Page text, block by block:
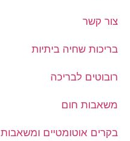
צור קשר
בריכות שחיה ביתיות
רובוטים לבריכה
משאבות חום
בקרים אוטומטיים ומשאבות